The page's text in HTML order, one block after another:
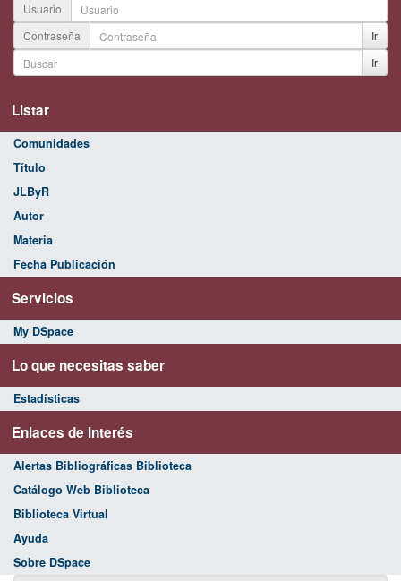
Usuario
Contraseña
Ir
Ir
Listar
Comunidades
Título
JLByR
Autor
Materia
Fecha Publicación
Servicios
My DSpace
Lo que necesitas saber
Estadísticas
Enlaces de Interés
Alertas Bibliográficas Biblioteca
Catálogo Web Biblioteca
Biblioteca Virtual
Ayuda
Sobre DSpace